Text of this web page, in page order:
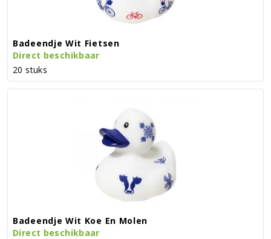
Badeendje Wit Fietsen
Direct beschikbaar
20 stuks
Badeendje Wit Koe En Molen
Direct beschikbaar